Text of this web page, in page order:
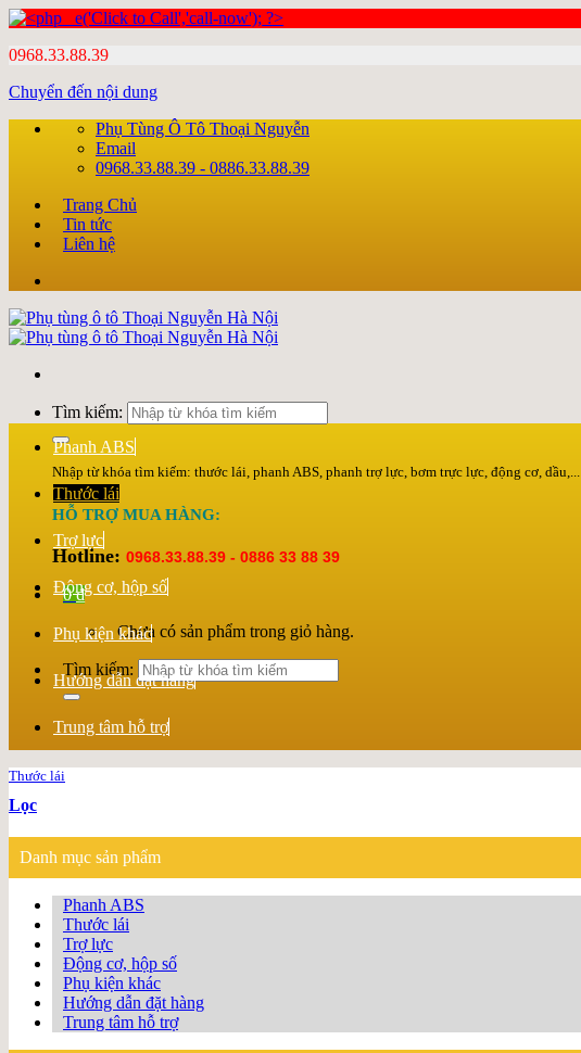
0968.33.88.39
Chuyển đến nội dung
Phụ Tùng Ô Tô Thoại Nguyễn
Email
0968.33.88.39 - 0886.33.88.39
Trang Chủ
Tin tức
Liên hệ
Tìm kiếm:
Nhập từ khóa tìm kiếm: thước lái, phanh ABS, phanh trợ lực, bơm trực lực, động cơ, dầu,...
HỖ TRỢ MUA HÀNG:
Hotline: 0968.33.88.39 - 0886 33 88 39
0₫
Chưa có sản phẩm trong giỏ hàng.
Tìm kiếm:
Phanh ABS
Thước lái
Trợ lực
Động cơ, hộp số
Phụ kiện khác
Hướng dẫn đặt hàng
Trung tâm hỗ trợ
Thước lái
Lọc
Danh mục sản phẩm
Phanh ABS
Thước lái
Trợ lực
Động cơ, hộp số
Phụ kiện khác
Hướng dẫn đặt hàng
Trung tâm hỗ trợ